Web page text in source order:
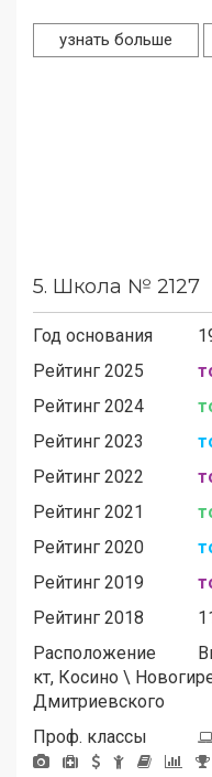
узнать больше
5. Школа № 2127
Год основания
Рейтинг 2025
Рейтинг 2024
Рейтинг 2023
Рейтинг 2022
Рейтинг 2021
Рейтинг 2020
Рейтинг 2019
Рейтинг 2018
Расположение
кт, Косино \
Дмитриевского
Проф. классы